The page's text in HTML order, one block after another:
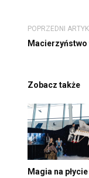
POPRZEDNI
Zobacz także
Magia na